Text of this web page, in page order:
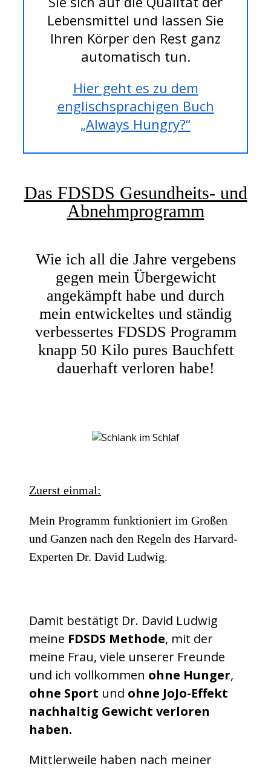
Lebensmittel und lassen Sie
Ihren Körper den Rest ganz
automatisch tun.
Hier geht es zu dem
englischsprachigen Buch
„Always Hungry?“
Das FDSDS Gesundheits- und
Abnehmprogramm
Wie ich all die Jahre vergebens
gegen mein Übergewicht
angekämpft habe und durch
mein entwickeltes und ständig
verbessertes FDSDS Programm
knapp 50 Kilo pures Bauchfett
dauerhaft verloren habe!
Zuerst einmal:
Mein Programm funktioniert im Großen
und Ganzen nach den Regeln des Harvard-
Experten Dr. David Ludwig.
Damit bestätigt Dr. David Ludwig
meine FDSDS Methode, mit der
meine Frau, viele unserer Freunde
und ich vollkommen ohne Hunger,
ohne Sport und ohne JoJo-Effekt
nachhaltig Gewicht verloren
haben.
Mittlerweile haben nach meiner